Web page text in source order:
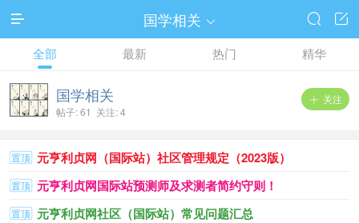
 国学相关  

全部 最新 热门 精华
 关注
国学相关
帖子: 61 关注: 4
置顶 元亨利贞网（国际站）社区管理规定（2023版）
置顶 元亨利贞网国际站预测师及求测者简约守则！
置顶 元亨利贞网社区（国际站）常见问题汇总